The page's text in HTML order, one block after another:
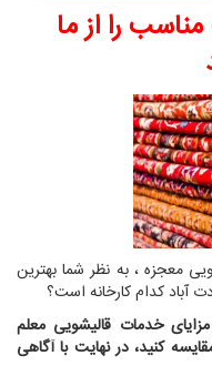
را از ما
معجزه ، به نظر شما بهترین
آباد کدام کارخانه است؟
خدمات قالیشویی معلم
کنید، در نهایت با آگاهی